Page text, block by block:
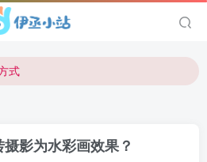
建议！
式
影为水彩画效果？